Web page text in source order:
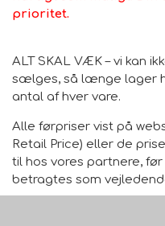
prioritet.
ALT SKAL VÆK – vi kan
sælges, så længe lager
antal af hver vare.
Alle førpriser vist på
Retail Price) eller de
til hos vores partnere, før
betragtes som